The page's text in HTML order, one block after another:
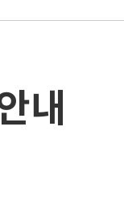
내